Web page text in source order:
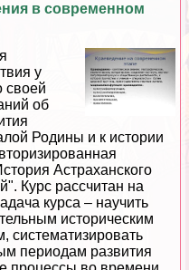
в современном
у
своей
об
Родины и к истории
Астpaxaнского
Курс рассчитан на
курса – научить
историческим
периодам развития